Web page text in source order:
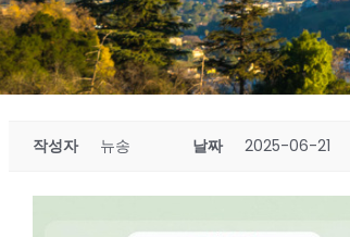
작성자 뉴송 날짜 2025-06-21